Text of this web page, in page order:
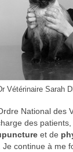
Vétérinaire Sarah
National des
des patients,
et de
Je continue à me